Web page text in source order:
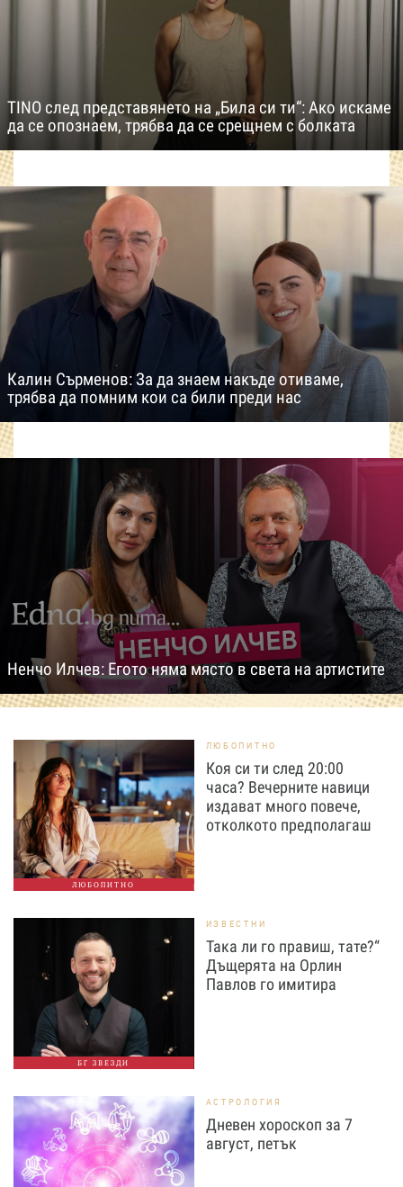
TINO след представянето на „Била си ти“: Ако искаме
да се опознаем, трябва да се срещнем с болката
Калин Сърменов: За да знаем накъде отиваме,
трябва да помним кои са били преди нас
Ненчо Илчев: Егото няма място в света на артистите
ЛЮБОПИТНО
ЛЮБОПИТНО
Коя си ти след 20:00
часа? Вечерните навици
издават много повече,
отколкото предполагаш
БГ ЗВЕЗДИ
ИЗВЕСТНИ
Така ли го правиш, тате?“
Дъщерята на Орлин
Павлов го имитира
АСТРОЛОГИЯ
Дневен хороскоп за 7
август, петък